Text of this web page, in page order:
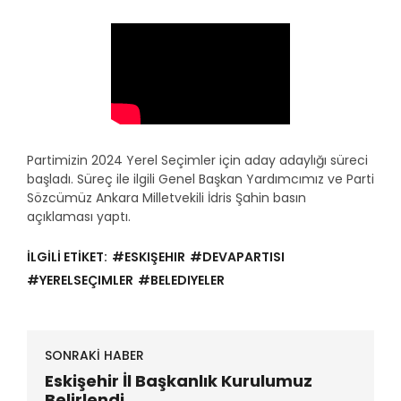
Partimizin 2024 Yerel Seçimler için aday adaylığı süreci
başladı. Süreç ile ilgili Genel Başkan Yardımcımız ve Parti
Sözcümüz Ankara Milletvekili İdris Şahin basın
açıklaması yaptı.
İLGİLİ ETİKET: #ESKIŞEHIR #DEVAPARTISI
#YERELSEÇIMLER #BELEDIYELER
SONRAKİ HABER
Eskişehir İl Başkanlık Kurulumuz